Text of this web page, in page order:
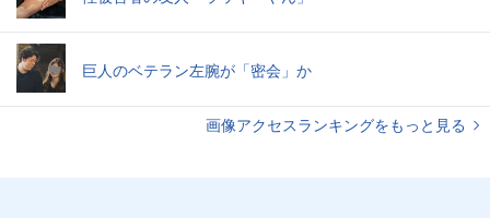
巨人のベテラン左腕が「密会」か
画像アクセスランキングをもっと見る